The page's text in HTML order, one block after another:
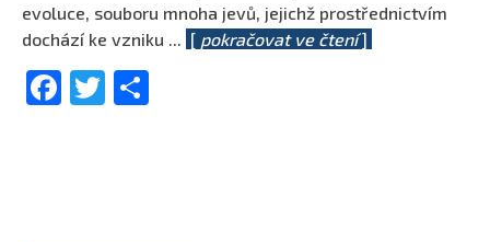
evoluce, souboru mnoha jevů, jejichž prostřednictvím
dochází ke vzniku ... [ pokračovat ve čtení]
Facebook
Twitter